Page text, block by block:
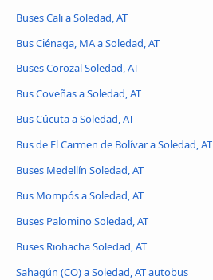
Buses Cali a Soledad, AT
Bus Ciénaga, MA a Soledad, AT
Buses Corozal Soledad, AT
Bus Coveñas a Soledad, AT
Bus Cúcuta a Soledad, AT
Bus de El Carmen de Bolívar a Soledad, AT
Buses Medellín Soledad, AT
Bus Mompós a Soledad, AT
Buses Palomino Soledad, AT
Buses Riohacha Soledad, AT
Sahagún (CO) a Soledad, AT autobus